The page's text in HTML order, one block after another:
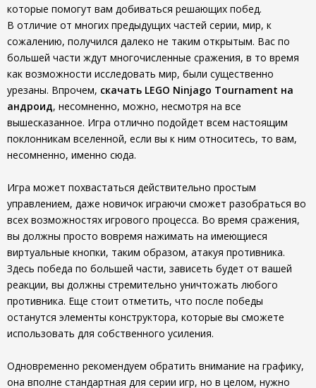
которые помогут вам добиваться решающих побед.
В отличие от многих предыдущих частей серии, мир, к
сожалению, получился далеко не таким открытым. Вас по
большей части ждут многочисленные сражения, в то время
как возможности исследовать мир, были существенно
урезаны. Впрочем, скачать LEGO Ninjago Tournament на
андроид, несомненно, можно, несмотря на все
вышесказанное. Игра отлично подойдет всем настоящим
поклонникам вселенной, если вы к ним относитесь, то вам,
несомненно, именно сюда.
Игра может похвастаться действительно простым
управлением, даже новичок играючи сможет разобраться во
всех возможностях игрового процесса. Во время сражения,
вы должны просто вовремя нажимать на имеющиеся
виртуальные кнопки, таким образом, атакуя противника.
Здесь победа по большей части, зависеть будет от вашей
реакции, вы должны стремительно уничтожать любого
противника. Еще стоит отметить, что после победы
останутся элементы конструктора, которые вы сможете
использовать для собственного усиления.
Одновременно рекомендуем обратить внимание на графику,
она вполне стандартная для серии игр, но в целом, нужно